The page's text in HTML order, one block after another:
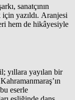
sanatçının
yazıldı. Aranjesi
hem de hikâyesiyle
yıllara yayılan bir
eserle